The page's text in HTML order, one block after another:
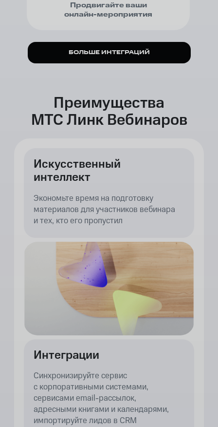
БОЛЬШЕ ИНТЕГРАЦИЙ
Продвигайте ваши
онлайн-мероприятия
Преимущества
МТС Линк Вебинаров
Искусственный
интеллект
Экономьте время на подготовку
материалов для участников вебинара
и тех, кто его пропустил
Синхронизируйте сервис
с корпоративными системами,
сервисами email-рассылок,
адресными книгами и календарями,
импортируйте лидов в CRM
Интеграции